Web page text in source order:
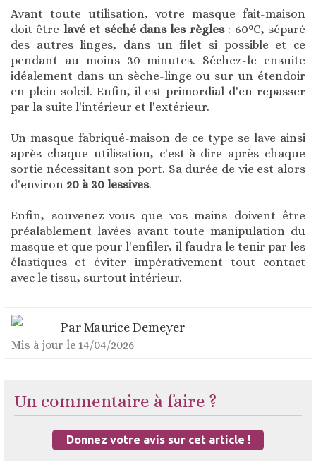
Avant toute utilisation, votre masque fait-maison
doit être lavé et séché dans les règles: 60°C, séparé
des autres linges, dans un filet si possible et ce
pendant au moins 30 minutes. Séchez-le ensuite
idéalement dans un sèche-linge ou sur un étendoir
en plein soleil. Enfin, il est primordial d'en repasser
par la suite l'intérieur et l'extérieur.
Un masque fabriqué-maison de ce type se lave ainsi
après chaque utilisation, c'est-à-dire après chaque
sortie nécessitant son port. Sa durée de vie est alors
d'environ 20 à 30 lessives.
Enfin, souvenez-vous que vos mains doivent être
préalablement lavées avant toute manipulation du
masque et que pour l'enfiler, il faudra le tenir par les
élastiques et éviter impérativement tout contact
avec le tissu, surtout intérieur.
Par Maurice Demeyer
Mis à jour le 14/04/2026
Un commentaire à faire ?
Donnez votre avis sur cet article !